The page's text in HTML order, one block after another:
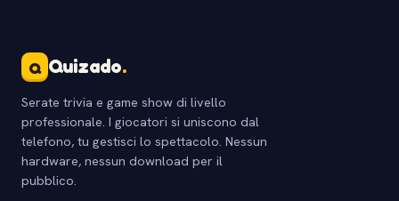
Q Quizado.
Serate trivia e game show di livello
professionale. I giocatori si uniscono dal
telefono, tu gestisci lo spettacolo. Nessun
hardware, nessun download per il
pubblico.